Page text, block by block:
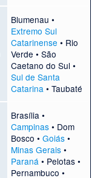
Blumenau •
Extremo Sul
Catarinense • Rio
Verde • São
Caetano do Sul •
Sul de Santa
Catarina• Taubaté
Brasília•
Campinas• Dom
Bosco • Goiás•
Minas Gerais•
Paraná• Pelotas•
Pernambuco •